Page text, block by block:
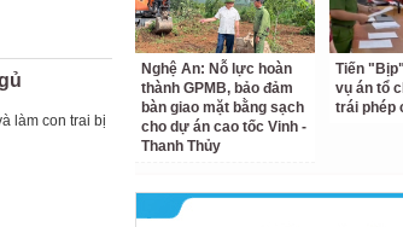
làm con trai bị
Nghệ An: Nỗ lực hoàn
thành GPMB, bảo đảm
bàn giao mặt bằng sạch
cho dự án cao tốc Vinh -
Thanh Thủy
Tiến
vụ án tổ
trái phép